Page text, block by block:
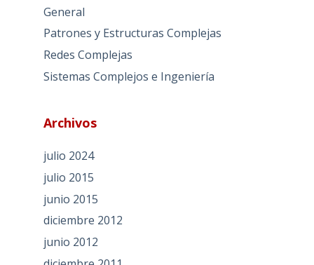
General
Patrones y Estructuras Complejas
Redes Complejas
Sistemas Complejos e Ingeniería
Archivos
julio 2024
julio 2015
junio 2015
diciembre 2012
junio 2012